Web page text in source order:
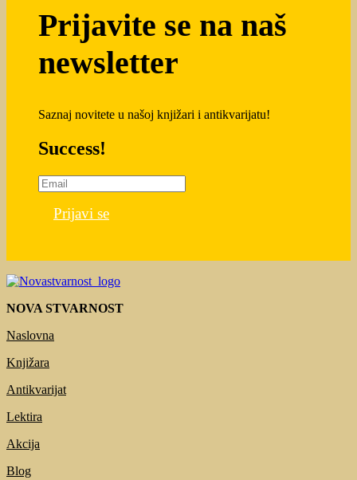
Prijavite se na naš
newsletter
Saznaj novitete u našoj knjižari i antikvarijatu!
Success!
Prijavi se
NOVA STVARNOST
Naslovna
Knjižara
Antikvarijat
Lektira
Akcija
Blog